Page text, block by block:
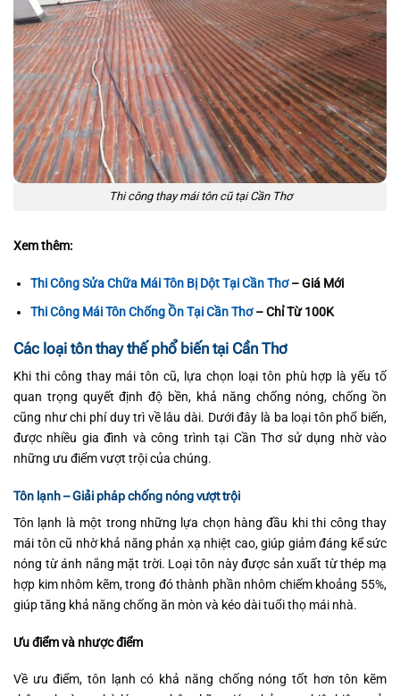
Thi công thay mái tôn cũ tại Cần Thơ
Xem thêm:
Thi Công Sửa Chữa Mái Tôn Bị Dột Tại Cần Thơ– Giá Mới
Thi Công Mái Tôn Chống Ồn Tại Cần Thơ– Chỉ Từ 100K
Các loại tôn thay thế phổ biến tại Cần Thơ
Khi thi công thay mái tôn cũ, lựa chọn loại tôn phù hợp là yếu tố
quan trọng quyết định độ bền, khả năng chống nóng, chống ồn
cũng như chi phí duy trì về lâu dài. Dưới đây là ba loại tôn phổ biến,
được nhiều gia đình và công trình tại Cần Thơ sử dụng nhờ vào
những ưu điểm vượt trội của chúng.
Tôn lạnh – Giải pháp chống nóng vượt trội
Tôn lạnh là một trong những lựa chọn hàng đầu khi thi công thay
mái tôn cũ nhờ khả năng phản xạ nhiệt cao, giúp giảm đáng kể sức
nóng từ ánh nắng mặt trời. Loại tôn này được sản xuất từ thép mạ
hợp kim nhôm kẽm, trong đó thành phần nhôm chiếm khoảng 55%,
giúp tăng khả năng chống ăn mòn và kéo dài tuổi thọ mái nhà.
Ưu điểm và nhược điểm
Về ưu điểm, tôn lạnh có khả năng chống nóng tốt hơn tôn kẽm